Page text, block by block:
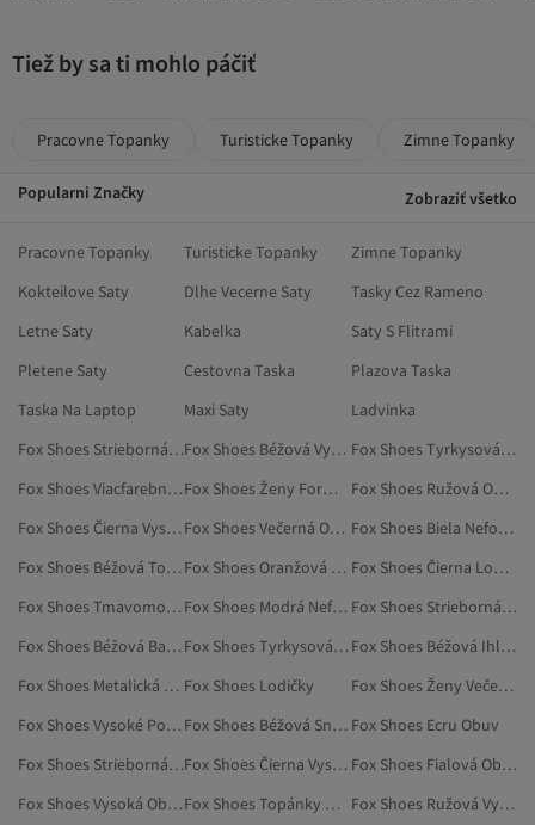
Tiež by sa ti mohlo páčiť
Pracovne Topanky Turisticke Topanky Zimne Topanky
Popularni Značky Zobraziť všetko
Pracovne Topanky Turisticke Topanky
Zimne Topanky
Kokteilove Saty
Dlhe Vecerne Saty
Tasky Cez Rameno
Letne Saty
Kabelka
Saty S Flitrami
Pletene Saty
Cestovna Taska
Plazova Taska
Taska Na Laptop
Maxi Saty
Ladvinka
Fox Shoes Strieborná Večerná Obuv
Fox Shoes Béžová Vysoké Podpätky
Fox Shoes Tyrkysová Obuv
Fox Shoes Viacfarebná Obuv
Fox Shoes Ženy Formálna Obuv
Fox Shoes Ružová Obuv
Fox Shoes Čierna Vysoká Obuv
Fox Shoes Večerná Obuv
Fox Shoes Biela Neformálna Obuv
Fox Shoes Béžová Topánky Na Klinovom Podpätku
Fox Shoes Oranžová Obuv
Fox Shoes Čierna Lodičky
Fox Shoes Tmavomodrá Neformálna Obuv
Fox Shoes Modrá Neformálna Obuv
Fox Shoes Strieborná Obuv
Fox Shoes Béžová Baleríny
Fox Shoes Tyrkysová Vysoké Podpätky
Fox Shoes Béžová Ihlové Podpätky
Fox Shoes Metalická Neformálna Obuv Fox Shoes Lodičky
Fox Shoes Ženy Večerná Obuv
Fox Shoes Vysoké Podpätky
Fox Shoes Béžová Snehule Fox Shoes Ecru Obuv
Fox Shoes Strieborná Vysoké Podpätky
Fox Shoes Čierna Vysoké Podpätky
Fox Shoes Fialová Obuv
Fox Shoes Vysoká Obuv
Fox Shoes Topánky Na Klinovom Podpätku
Fox Shoes Ružová Vysoké Podpätky